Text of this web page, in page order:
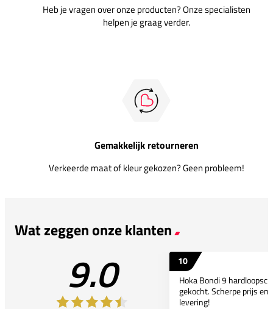
Heb je vragen over onze producten? Onze specialisten
helpen je graag verder.
Gemakkelijk retourneren
Verkeerde maat of kleur gekozen? Geen probleem!
Wat zeggen onze klanten
9.0
10
Hoka Bondi 9
gekocht. Scherpe prijs en
levering!